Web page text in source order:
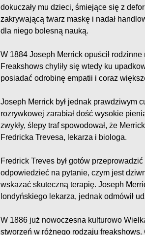
dokuczały mu dzieci, śmiejące się z
zakrywającą twarz maskę i nadał
dla niego bolesną nauką.
W 1884 Joseph Merrick opuścił
Freakshows chyliły się wtedy ku
posiadać odrobinę empatii i coraz
Joseph Merrick był jednak prawdziwym
rozrywkowej zarabiał dość wysokie
zwykły, ślepy traf spowodował, że
Fredricka Trevesa, lekarza i biologa.
Fredrick Treves był gotów
odpowiedzieć na pytanie, czym jest
wskazać skuteczną terapię. Joseph
londyńskiego lekarza, jednak odmówił
W 1886 już nowoczesna kulturowo
stworzeń w różnego rodzaju freakshows.